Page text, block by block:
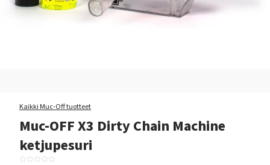
Kaikki Muc-Off tuotteet
Muc-OFF X3 Dirty Chain Machine
ketjupesuri